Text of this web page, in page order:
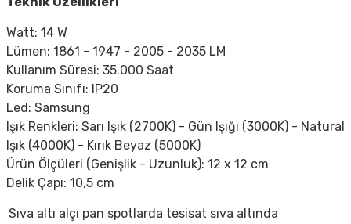
Watt: 14 W
Lümen: 1861 - 1947 - 2005 - 2035 LM
Kullanım Süresi: 35.000 Saat
Koruma Sınıfı: IP20
Led: Samsung
Işık Renkleri: Sarı Işık (2700K) - Gün Işığı (3000K) - Natural
Işık (4000K) - Kırık Beyaz (5000K)
Ürün Ölçüleri (Genişlik - Uzunluk): 12 x 12 cm
Delik Çapı: 10,5 cm
Sıva altı alçı pan spotlarda tesisat sıva altında